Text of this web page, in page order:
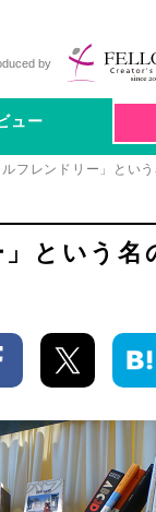
by
ュー
フレンドリー」とい
という名